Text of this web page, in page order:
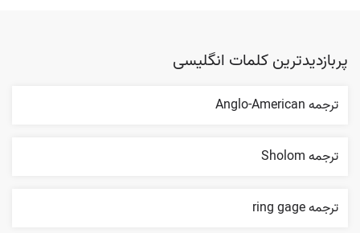
پربازدیدترین کلمات انگلیسی
ترجمه Anglo-American
ترجمه Sholom
ترجمه ring gage